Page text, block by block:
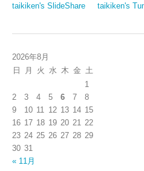
taikiken's SlideShare
taikiken's
2026年8月
日
月 火 水 木 金 土
1
2
3 4 5 6 7
8
9
10 11 12 13 14 15
16 17 18 19 20 21
22
23 24 25 26 27 28 29
30 31
« 11月